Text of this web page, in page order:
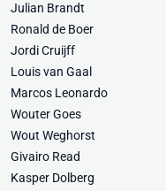
Julian Brandt
Ronald de Boer
Jordi Cruijff
Louis van Gaal
Marcos Leonardo
Wouter Goes
Wout Weghorst
Givairo Read
Kasper Dolberg